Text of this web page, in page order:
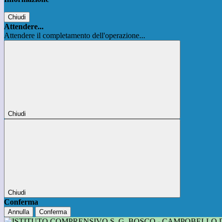
Chiudi
Attendere...
Attendere il completamento dell'operazione...
Chiudi
Chiudi
Conferma
Annulla Conferma